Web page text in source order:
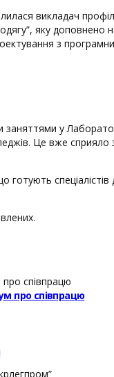
викладач
яку доповнено
з
заняттями у
Це вже сприяло
про співпрацю